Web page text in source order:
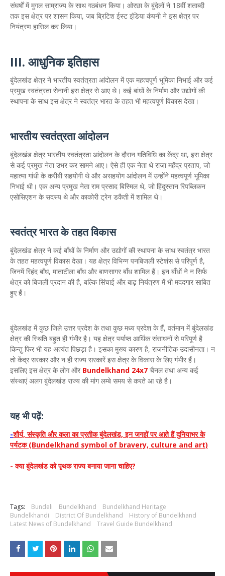
संघर्षों में मुगल साम्राज्य के साथ गठबंधन किया। ओरछा के बुंदेलों ने 18वीं शताब्दी
तक इस क्षेत्र पर शासन किया, जब ब्रिटिश ईस्ट इंडिया कंपनी ने इस क्षेत्र पर
नियंत्रण हासिल कर लिया।
III. आधुनिक इतिहास
बुंदेलखंड क्षेत्र ने भारतीय स्वतंत्रता आंदोलन में एक महत्वपूर्ण भूमिका निभाई और कई
प्रमुख स्वतंत्रता सेनानी इस क्षेत्र से आए थे। कई बांधों के निर्माण और उद्योगों की
स्थापना के साथ इस क्षेत्र ने स्वतंत्र भारत के तहत भी महत्वपूर्ण विकास देखा।
भारतीय स्वतंत्रता आंदोलन
बुंदेलखंड क्षेत्र भारतीय स्वतंत्रता आंदोलन के दौरान गतिविधि का केंद्र था, इस क्षेत्र
से कई प्रमुख नेता उभर कर सामने आए। ऐसे ही एक नेता थे राजा महेंद्र प्रताप, जो
महात्मा गांधी के करीबी सहयोगी थे और असहयोग आंदोलन में उन्होंने महत्वपूर्ण भूमिका
निभाई थी। एक अन्य प्रमुख नेता राम प्रसाद बिस्मिल थे, जो हिंदुस्तान रिपब्लिकन
एसोसिएशन के सदस्य थे और काकोरी ट्रेन डकैती में शामिल थे।
स्वतंत्र भारत के तहत विकास
बुंदेलखंड क्षेत्र ने कई बाँधों के निर्माण और उद्योगों की स्थापना के साथ स्वतंत्र भारत
के तहत महत्वपूर्ण विकास देखा। यह क्षेत्र विभिन्न पनबिजली स्टेशंस से परिपूर्ण है,
जिनमें रिहंद बाँध, माताटीला बाँध और बाणसागर बाँध शामिल हैं। इन बाँधों ने न सिर्फ
क्षेत्र को बिजली प्रदान की है, बल्कि सिंचाई और बाढ़ नियंत्रण में भी मददगार साबित
हुए हैं।
बुंदेलखंड में कुछ जिले उत्तर प्रदेश के तथा कुछ मध्य प्रदेश के हैं, वर्तमान में बुंदेलखंड
क्षेत्र की स्थिति बहुत ही गंभीर है। यह क्षेत्र पर्याप्त आर्थिक संसाधनों से परिपूर्ण है
किन्तु फिर भी यह अत्यंत पिछड़ा है। इसका मुख्य कारण है, राजनीतिक उदासीनता। न
तो केंद्र सरकार और न ही राज्य सरकारें इस क्षेत्र के विकास के लिए गंभीर हैं।
इसलिए इस क्षेत्र के लोग और Bundelkhand 24x7 चैनल तथा अन्य कई
संस्थाएं अलग बुंदेलखंड राज्य की मांग लम्बे समय से करते आ रहे है।
यह भी पढ़ें:
-शौर्य, संस्कृति और कला का प्रतीक बुंदेलखंड, इन जगहों पर आते हैं दुनियाभर के
पर्यटक (Bundelkhand symbol of bravery, culture and art)
- क्या बुंदेलखंड को पृथक राज्य बनाया जाना चाहिए?
Tags: Bundeli Bundelkhand
Bundelkhand Heritage
Bundelkhandi
District Of Bundelkhand
History of Bundelkhand
Latest News of Bundelkhand
Travel Guide Bundelkhand